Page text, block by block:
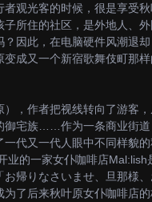
观光客的时候，很是享受
所住的社区，是外地人、
因此，在电脑硬件风潮退
成又一个新宿歌舞伎町那
，作者把视线转向了游客
御宅族……作为一条商业街道
代又一代人眼中不同样貌的
业的一家女仆咖啡店Mal:lish
帰りなさいませ、旦那様
了后来秋叶原女仆咖啡店的